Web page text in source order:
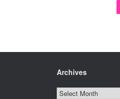
Archives
Archives